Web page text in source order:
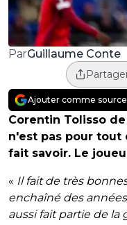
ParGuillaume Conte
Ajouter comme
Corentin Tolisso
n'est pas pour tout
fait savoir. Le
« Il fait de très
enchaîné des
aussi fait partie de la